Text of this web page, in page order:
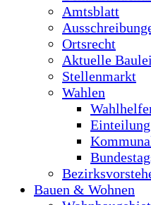
Amtsblatt
Ortsrecht
Aktuelle
Stellenmarkt
Wahlen
Bauen & Wohnen